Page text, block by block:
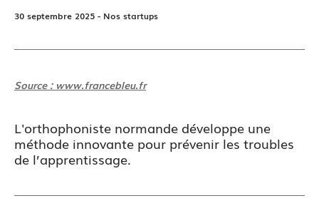
30 septembre 2025 - Nos startups
Source : www.francebleu.fr
L'orthophoniste normande développe une
méthode innovante pour prévenir les troubles
de l’apprentissage.